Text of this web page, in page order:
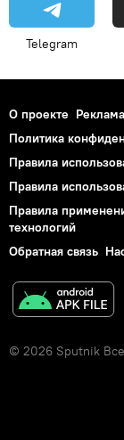
Telegram
О проекте Реклама
Политика
Правила
Правила
Правила
технологий
Обратная связь
© 2026 Sputnik